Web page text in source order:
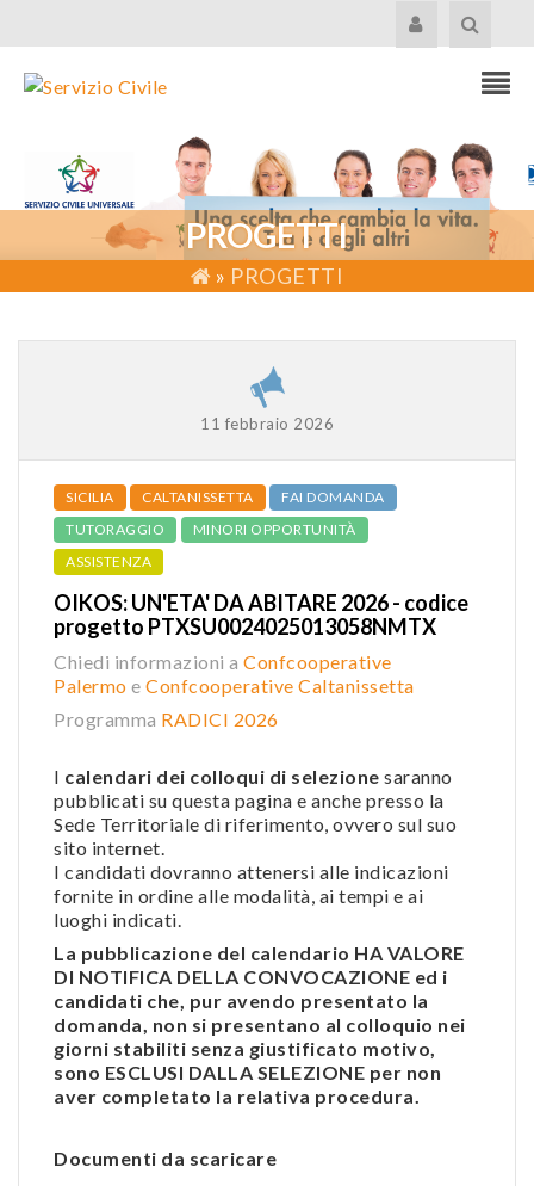
PROGETTI
» PROGETTI
11 febbraio 2026
SICILIA CALTANISSETTA
FAI DOMANDA
TUTORAGGIO
MINORI OPPORTUNITÀ
ASSISTENZA
OIKOS: UN'ETA' DA ABITARE 2026 - codice
progetto PTXSU0024025013058NMTX
Chiedi informazioni a Confcooperative
Palermo e Confcooperative Caltanissetta
Programma RADICI 2026
I calendari dei colloqui di selezione saranno
pubblicati su questa pagina e anche presso la
Sede Territoriale di riferimento, ovvero sul suo
sito internet.
I candidati dovranno attenersi alle indicazioni
fornite in ordine alle modalità, ai tempi e ai
luoghi indicati.
La pubblicazione del calendario HA VALORE
DI NOTIFICA DELLA CONVOCAZIONE ed i
candidati che, pur avendo presentato la
domanda, non si presentano al colloquio nei
giorni stabiliti senza giustificato motivo,
sono ESCLUSI DALLA SELEZIONE per non
aver completato la relativa procedura.
Documenti da scaricare